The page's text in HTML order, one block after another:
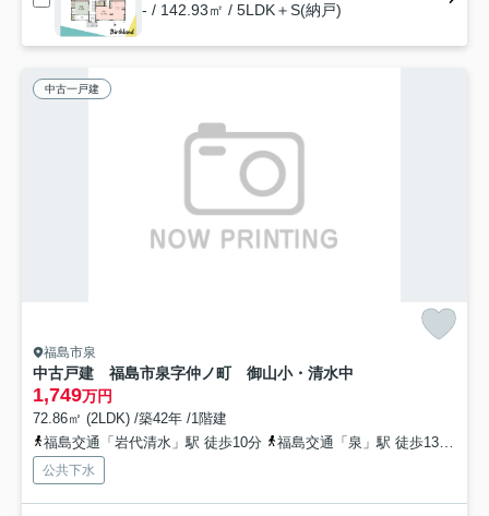
- / 142.93㎡ / 5LDK＋S(納戸)
中古一戸建
福島市泉
中古戸建 福島市泉字仲ノ町 御山小・清水中
1,749万円
72.86㎡ (2LDK) /築42年 /1階建
福島交通「岩代清水」駅 徒歩10分
福島交通「泉」駅 徒歩13分
公共下水